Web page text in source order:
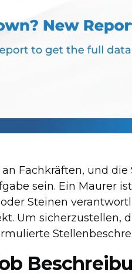
Fachkräften, und die
sein. Ein Maurer
Steinen
Um sicherzustellen,